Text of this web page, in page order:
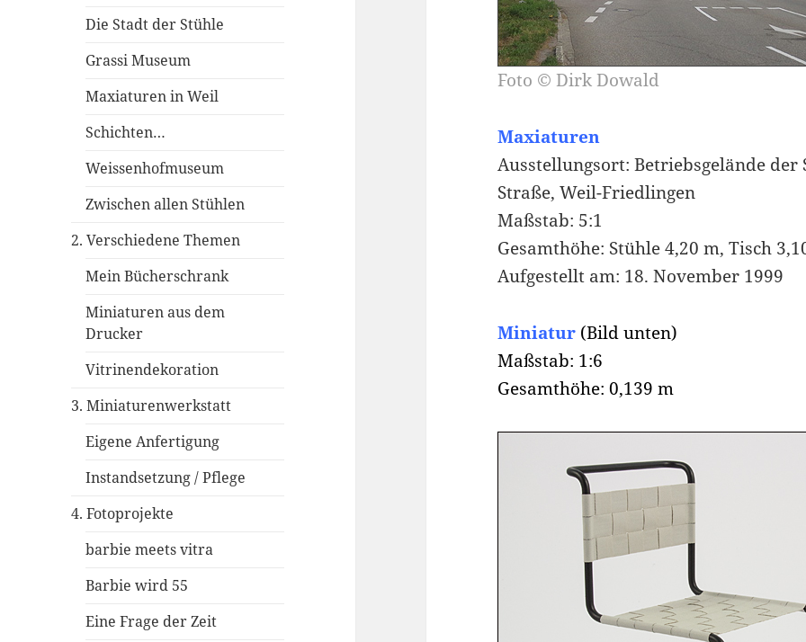
Die Stadt der Stühle
Grassi Museum
Maxiaturen in Weil
Schichten…
Weissenhofmuseum
Zwischen allen Stühlen
2. Verschiedene Themen
Mein Bücherschrank
Miniaturen aus dem
Drucker
Vitrinendekoration
3. Miniaturenwerkstatt
Eigene Anfertigung
Instandsetzung / Pflege
4. Fotoprojekte
barbie meets vitra
Barbie wird 55
Eine Frage der Zeit
Foto © Dirk Dowald
Maxiaturen
Ausstellungsort: Betriebsgelände
Straße, Weil-Friedlingen
Maßstab: 5:1
Gesamthöhe: Stühle 4,20 m, Tisch
Aufgestellt am: 18. November 1999
Miniatur (Bild unten)
Maßstab: 1:6
Gesamthöhe: 0,139 m